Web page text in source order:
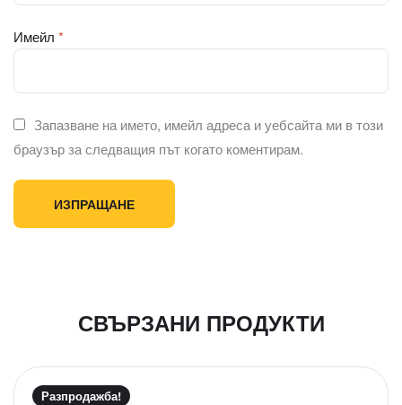
Имейл *
Запазване на името, имейл адреса и уебсайта ми в този
браузър за следващия път когато коментирам.
СВЪРЗАНИ ПРОДУКТИ
Разпродажба!